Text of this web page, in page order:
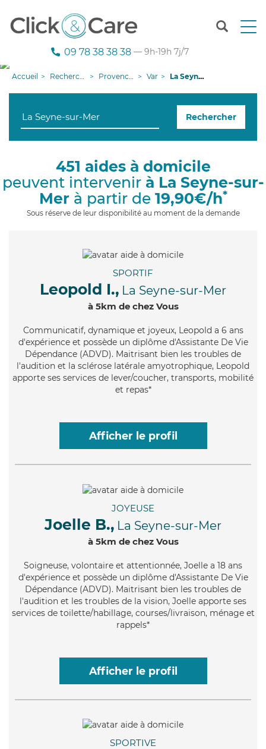
T
n
g
i
09 78 38 38 38 — 9h-19h 7j/7
Accueil Recherche aide à domicile Provence-Alpes-Côte d'Azur Var La Seyne-sur-Mer
Rechercher
451 aides à domicile
peuvent intervenir à La Seyne-sur-
Merà partir de 19,90€/h*
Sous réserve de leur disponibilité au moment de la demande
SPORTIF
Leopold I., La Seyne-sur-Mer
à 5km de chez Vous
Communicatif, dynamique et joyeux, Leopold a 6 ans
d'expérience et possède un diplôme d'Assistante De Vie
Dépendance (ADVD). Maitrisant bien les troubles de
l'audition et la sclérose latérale amyotrophique, Leopold
apporte ses services de lever/coucher, transports, mobilité
et repas*
Afficher le profil
JOYEUSE
Joelle B., La Seyne-sur-Mer
à 5km de chez Vous
Soigneuse, volontaire et attentionnée, Joelle a 18 ans
d'expérience et possède un diplôme d'Assistante De Vie
Dépendance (ADVD). Maitrisant bien les troubles de
l'audition et les troubles de la vision, Joelle apporte ses
services de toilette/habillage, courses/livraison, ménage et
rappels*
Afficher le profil
SPORTIVE